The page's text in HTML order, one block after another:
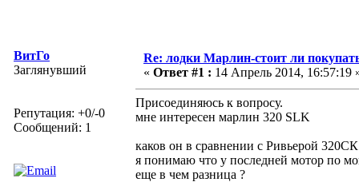
ВитГо
Заглянувший
Репутация: +0/-0
Сообщений: 1
Re: лодки Марлин-стоит ли
« Ответ #1 : 14 Апрель 2014, 16:57:19
Присоединяюсь к вопросу.
мне интересен марлин 320 SLK
каков он в сравнении с Ривьерой
я понимаю что у последней мотор по
еще в чем разница ?